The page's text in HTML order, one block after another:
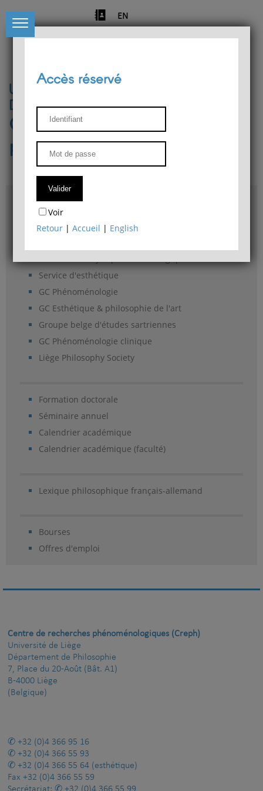
EN
Université de Liège
Département de philosophie
Centre de recherches
phénoménologiques
Accès & plans
Bibliothèque du Département de philosophie
Service d'esthétique
GC Phénoménologie
GC Esthétique & philosophie de l'art
Groupe belge d'études sartriennes
GC Phénoménologie clinique
Liège Philosophy Society
Formation doctorale
Séminaire annuel
Calendrier académique
Calendrier académique (faculté)
Lexique philosophique français-allemand
Bourses
Offres d'emploi
Accès réservé
Voir
Retour |Accueil | English
Centre de recherches phénoménologiques (Creph)
Université de Liège
Département de Philosophie
7, Place du 20-Août (Bât. A1)
B-4000 Liège
(Belgique)
+32 (0)4 366 95 16
+32 (0)4 366 55 93
+32 (0)4 366 55 64 (esthétique)
Fax +32 (0)4 366 55 59